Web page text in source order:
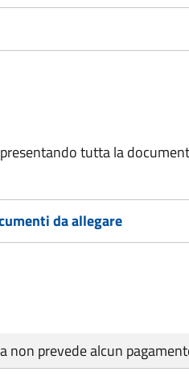
tutta la
da allegare
non prevede alcun